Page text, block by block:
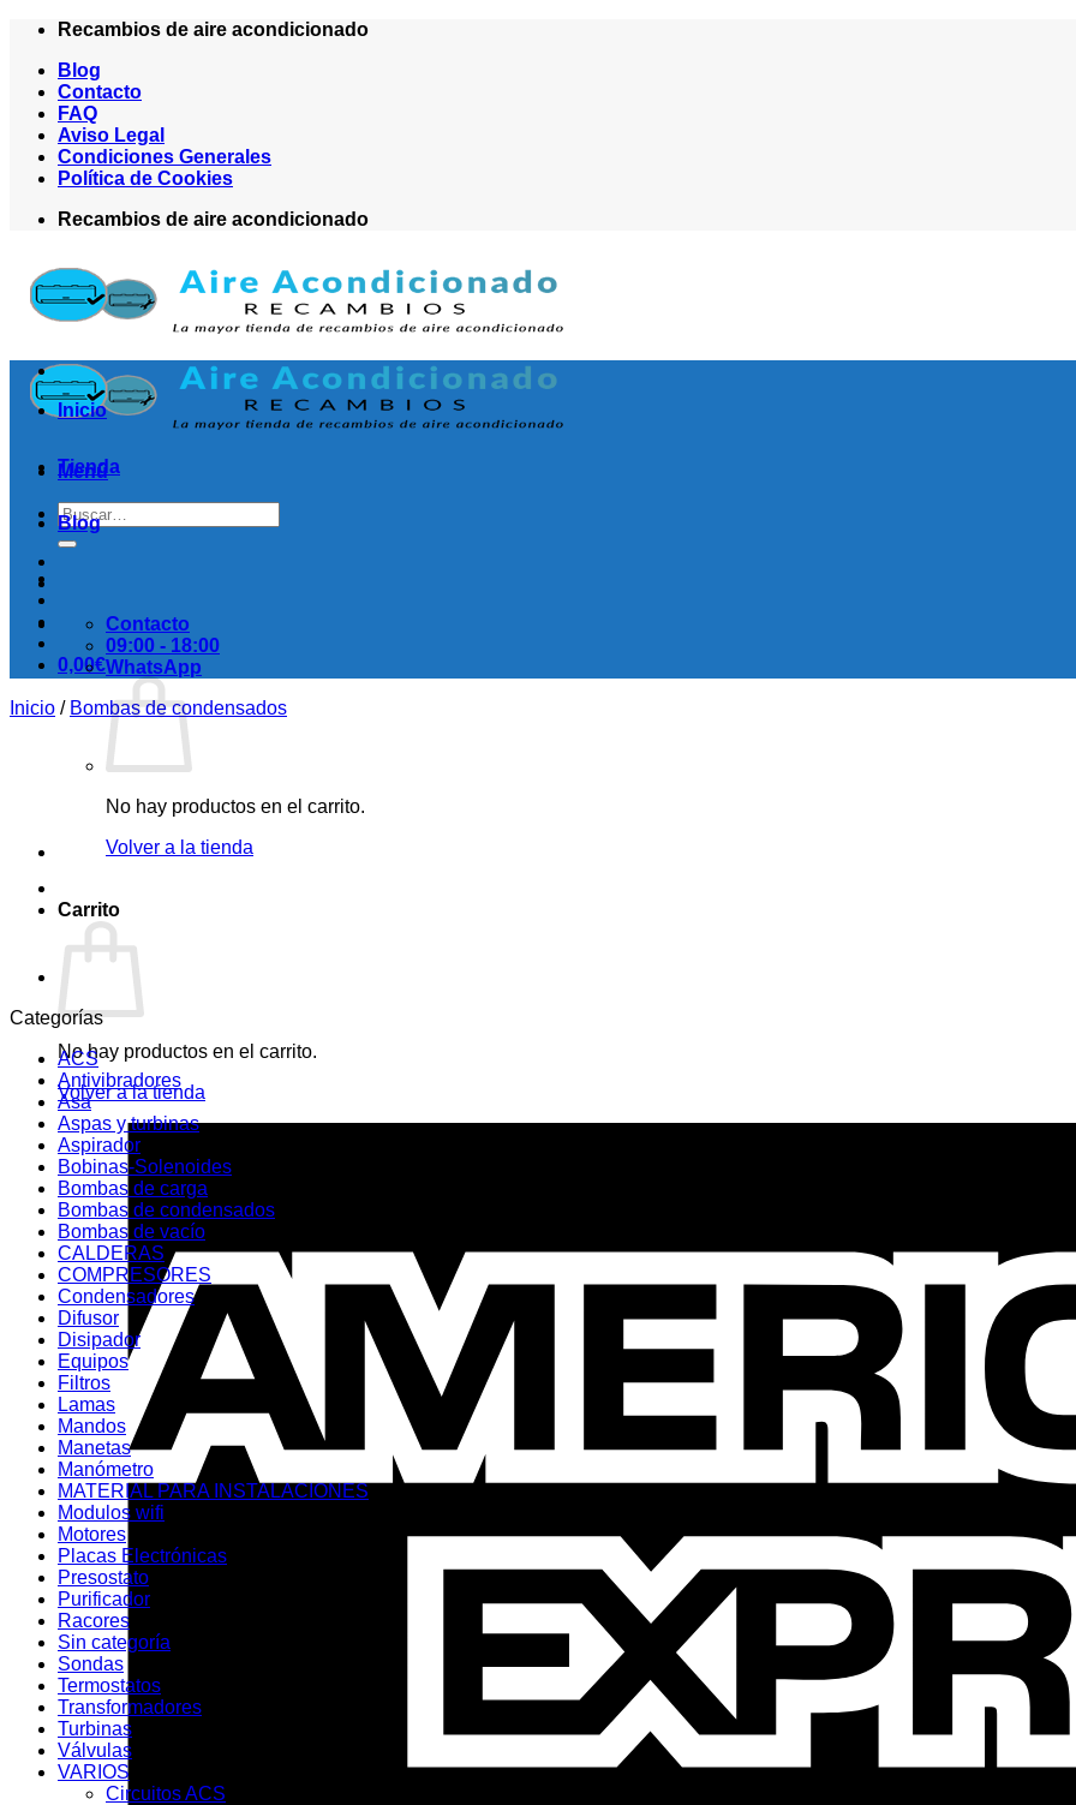
Saltar
contenido
Recambios de aire acondicionado
Blog
Contacto
FAQ
Aviso Legal
Condiciones Generales
Política de Cookies
Recambios de aire acondicionado
Menú
Buscar
por:
0,00€
No hay productos en el carrito.
Volver a la tienda
Carrito
No hay productos en el carrito.
Volver a la tienda
Inicio
Tienda
Blog
Contacto
09:00 - 18:00
WhatsApp
Inicio / Bombas de condensados
Categorías
ACS
Antivibradores
Asa
Aspas y turbinas
Aspirador
Bobinas-Solenoides
Bombas de carga
Bombas de condensados
Bombas de vacío
CALDERAS
COMPRESORES
Condensadores
Difusor
Disipador
Equipos
Filtros
Lamas
Mandos
Manetas
Manómetro
MATERIAL PARA INSTALACIONES
Modulos wifi
Motores
Placas Electrónicas
Presostato
Purificador
Racores
Sin categoría
Sondas
Termostatos
Transformadores
Turbinas
Válvulas
VARIOS
Circuitos ACS